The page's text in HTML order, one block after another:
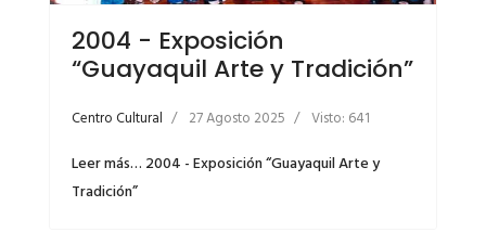
2004 - Exposición
“Guayaquil Arte y Tradición”
Centro Cultural 27 Agosto 2025 Visto: 641
Leer más… 2004 - Exposición “Guayaquil Arte y
Tradición”